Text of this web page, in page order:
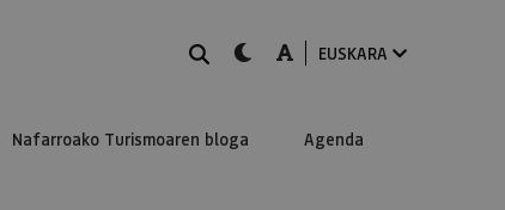
BILATUdark-mode
A-modeEUSKARA
Nafarroako Turismoaren bloga Agenda